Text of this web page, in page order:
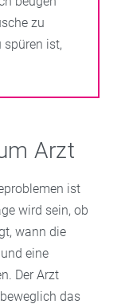
zu
spüren ist,
Arzt
ist
wird sein, ob
wann die
eine
Der Arzt
das